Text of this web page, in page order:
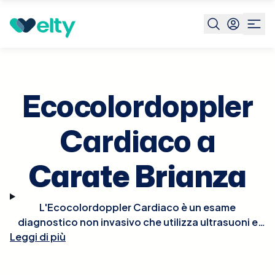
Prenota visita
Carate
Ecocolordoppler
Cardiaco a
Carate Brianza
L'Ecocolordoppler Cardiaco è un esame
diagnostico non invasivo che utilizza ultrasuoni e
tecnologia Doppler per visualizzare in tempo reale le
Leggi di più